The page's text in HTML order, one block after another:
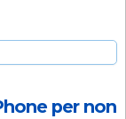
per non